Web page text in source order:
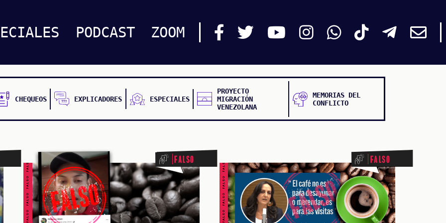
PODCAST ZOOM
CHEQUEOS EXPLICADORES ESPECIALES
PROYECTO
MIGRACIÓN
VENEZOLANA
MEMORIAS DEL
CONFLICTO
FALSO FALSO FALSO FALSO FALSO FALSO FALSO Falso FALSO FALSO FALSO FALSO FALSO FALSO FALSO Falso